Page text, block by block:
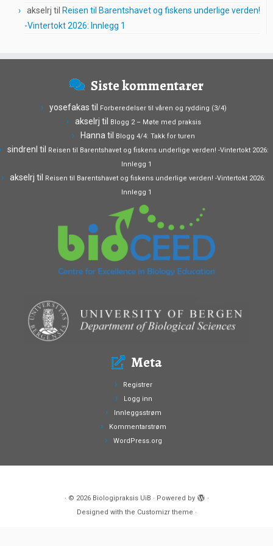
akselrj til Reisen til Barentshavet og fiskens underlige verden!
-Vintertokt 2026: Innlegg 1
Siste kommentarer
yosefakas til Forberedelser til våren og rydding (3/4)
akselrj til Blogg 2 – Møte med praksis
Hanna til Blogg 4/4: Takk for turen
sindrenl til
Reisen til Barentshavet og fiskens underlige verden! -Vintertokt 2026:
Innlegg 1
akselrj til
Reisen til Barentshavet og fiskens underlige verden! -Vintertokt 2026:
Innlegg 1
Meta
Registrer
Logg inn
Innleggsstrøm
Kommentarstrøm
WordPress.org
· © 2026 Biologipraksis UiB · Powered by
·
Designed with the Customizr theme ·